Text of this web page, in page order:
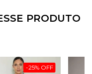
PRODUTO
-25% OFF